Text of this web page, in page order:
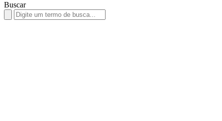
Buscar
Search
for: